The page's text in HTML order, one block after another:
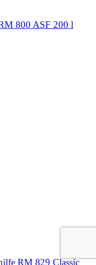
800 ASF 200 l
RM 829 Classic